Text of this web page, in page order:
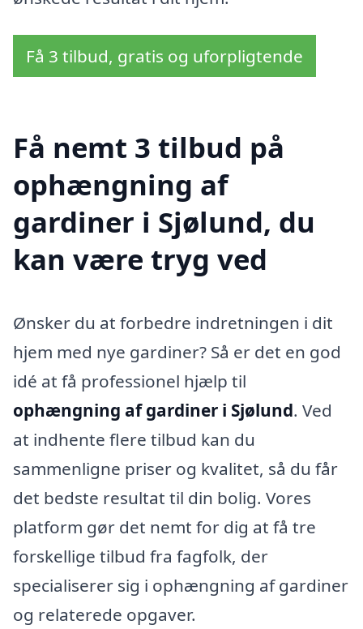
Få 3 tilbud, gratis og uforpligtende
Få nemt 3 tilbud på
ophængning af
gardiner i Sjølund, du
kan være tryg ved
Ønsker du at forbedre indretningen i dit
hjem med nye gardiner? Så er det en god
idé at få professionel hjælp til
ophængning af gardiner i Sjølund. Ved
at indhente flere tilbud kan du
sammenligne priser og kvalitet, så du får
det bedste resultat til din bolig. Vores
platform gør det nemt for dig at få tre
forskellige tilbud fra fagfolk, der
specialiserer sig i ophængning af gardiner
og relaterede opgaver.